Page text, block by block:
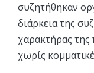
συζητήθηκαν
διάρκεια της
χαρακτήρας της
χωρίς